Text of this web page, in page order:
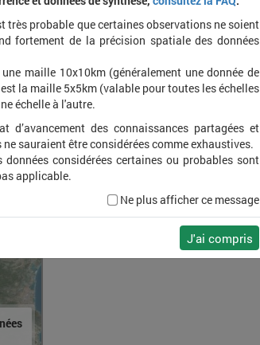
Archips xylosteana
probable que certaines observations ne soient
fortement de la précision spatiale des données
maille 10x10km (généralement une donnée de
la maille 5x5km (valable pour toutes les échelles
échelle à l'autre.
d’avancement des connaissances partagées et
sauraient être considérées comme exhaustives.
considérées certaines ou probables sont
applicable.
Ne plus afficher ce message
J'ai compris